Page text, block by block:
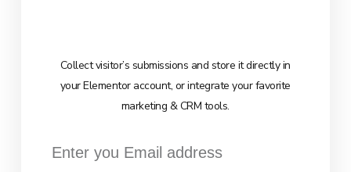
Collect visitor’s submissions and store it directly in
your Elementor account, or integrate your favorite
marketing & CRM tools.